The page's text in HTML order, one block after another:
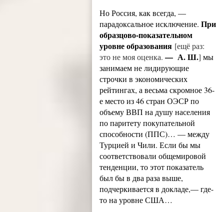
Но Россия, как всегда, —
парадоксальное исключение.При
образцово-показательном
уровне образования [ещё раз:
это не моя оценка.— А. Ш.] мы
занимаем не лидирующие
строчки в экономических
рейтингах, а весьма скромное 36-
е место из 46 стран ОЭСР по
объему ВВП на душу населения
по паритету покупательной
способности (ППС)… — между
Турцией и Чили. Если бы мы
соответствовали общемировой
тенденции, то этот показатель
был бы в два раза выше,
подчеркивается в докладе,— где-
то на уровне США…